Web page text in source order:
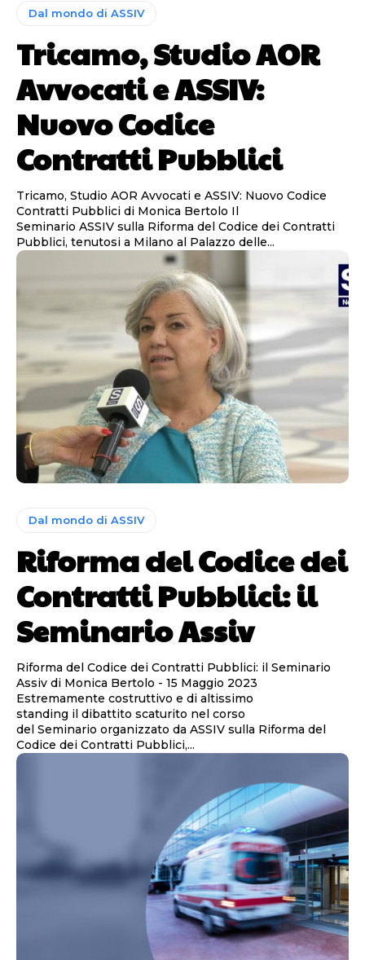
Dal mondo di ASSIV
Tricamo, Studio AOR
Avvocati e ASSIV:
Nuovo Codice
Contratti Pubblici
Tricamo, Studio AOR Avvocati e ASSIV: Nuovo Codice
Contratti Pubblici di Monica Bertolo Il
Seminario ASSIV sulla Riforma del Codice dei Contratti
Pubblici, tenutosi a Milano al Palazzo delle...
Dal mondo di ASSIV
Riforma del Codice dei
Contratti Pubblici: il
Seminario Assiv
Riforma del Codice dei Contratti Pubblici: il Seminario
Assiv di Monica Bertolo - 15 Maggio 2023
Estremamente costruttivo e di altissimo
standing il dibattito scaturito nel corso
del Seminario organizzato da ASSIV sulla Riforma del
Codice dei Contratti Pubblici,...